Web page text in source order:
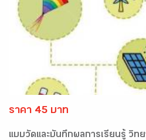
ราคา 45 บาท
แบบวัดและบันทึกผลการเรียนรู้ วิท